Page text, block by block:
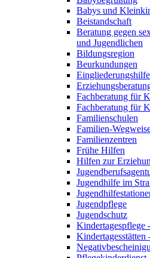
Babys und
Beistandschaft
Beratung gegen
und Jugendlichen
Bildungsregion
Beurkundungen
Fachberatung für
Fachberatung für
Familienschulen
Familien-
Familienzentren
Frühe Hilfen
Hilfen zur
Jugendhilfe im
Jugendpflege
Jugendschutz
Kindertagespflege
Kindertagesstätten